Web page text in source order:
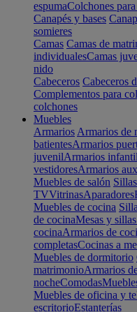
espumaColchones
Canapés y bases
somieres
Camas Camas de
individualesCamas
nido
Cabeceros Cabeceros
Complementos para
colchones
Muebles
Armarios Armarios de
batientesArmarios
juvenilArmarios
vestidoresArmarios
Muebles de salón Sillas
TVVitrinasAparadores
Muebles de cocina
de cocinaMesas y
cocinaArmarios de
completasCocinas a
Muebles de dormitorio
matrimonioArmarios
nocheComodas
Muebles de oficina y
escritorioEstanterías